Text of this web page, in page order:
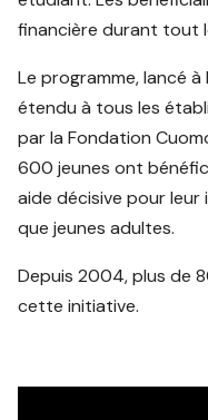
financière durant tout
Le programme, lancé à
étendu à tous les
par la Fondation
600 jeunes ont
aide décisive pour
que jeunes adultes.
Depuis 2004, plus de
cette initiative.